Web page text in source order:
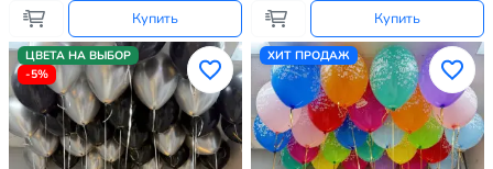
Купить Купить
ЦВЕТА НА ВЫБОР
-5%
ХИТ ПРОДАЖ